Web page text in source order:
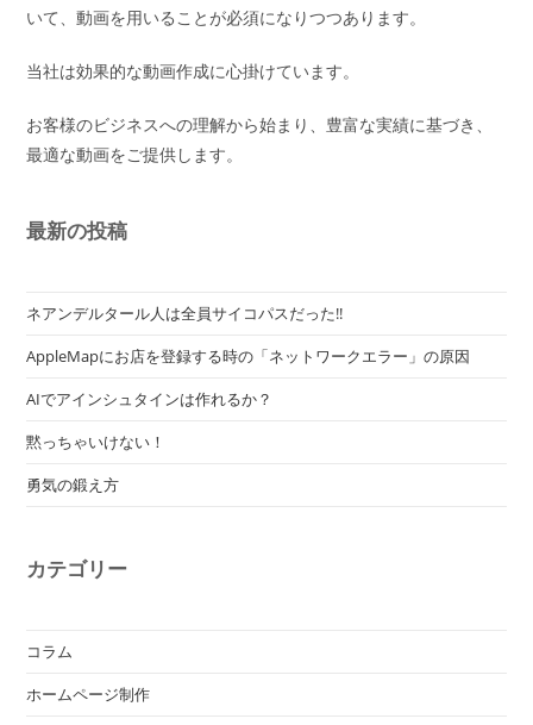
いて、動画を用いることが必須になりつつあります。
当社は効果的な動画作成に心掛けています。
お客様のビジネスへの理解から始まり、豊富な実績に基づき、
最適な動画をご提供します。
最新の投稿
ネアンデルタール人は全員サイコパスだった!!
AppleMapにお店を登録する時の「ネットワークエラー」の原因
AIでアインシュタインは作れるか？
黙っちゃいけない！
勇気の鍛え方
カテゴリー
コラム
ホームページ制作